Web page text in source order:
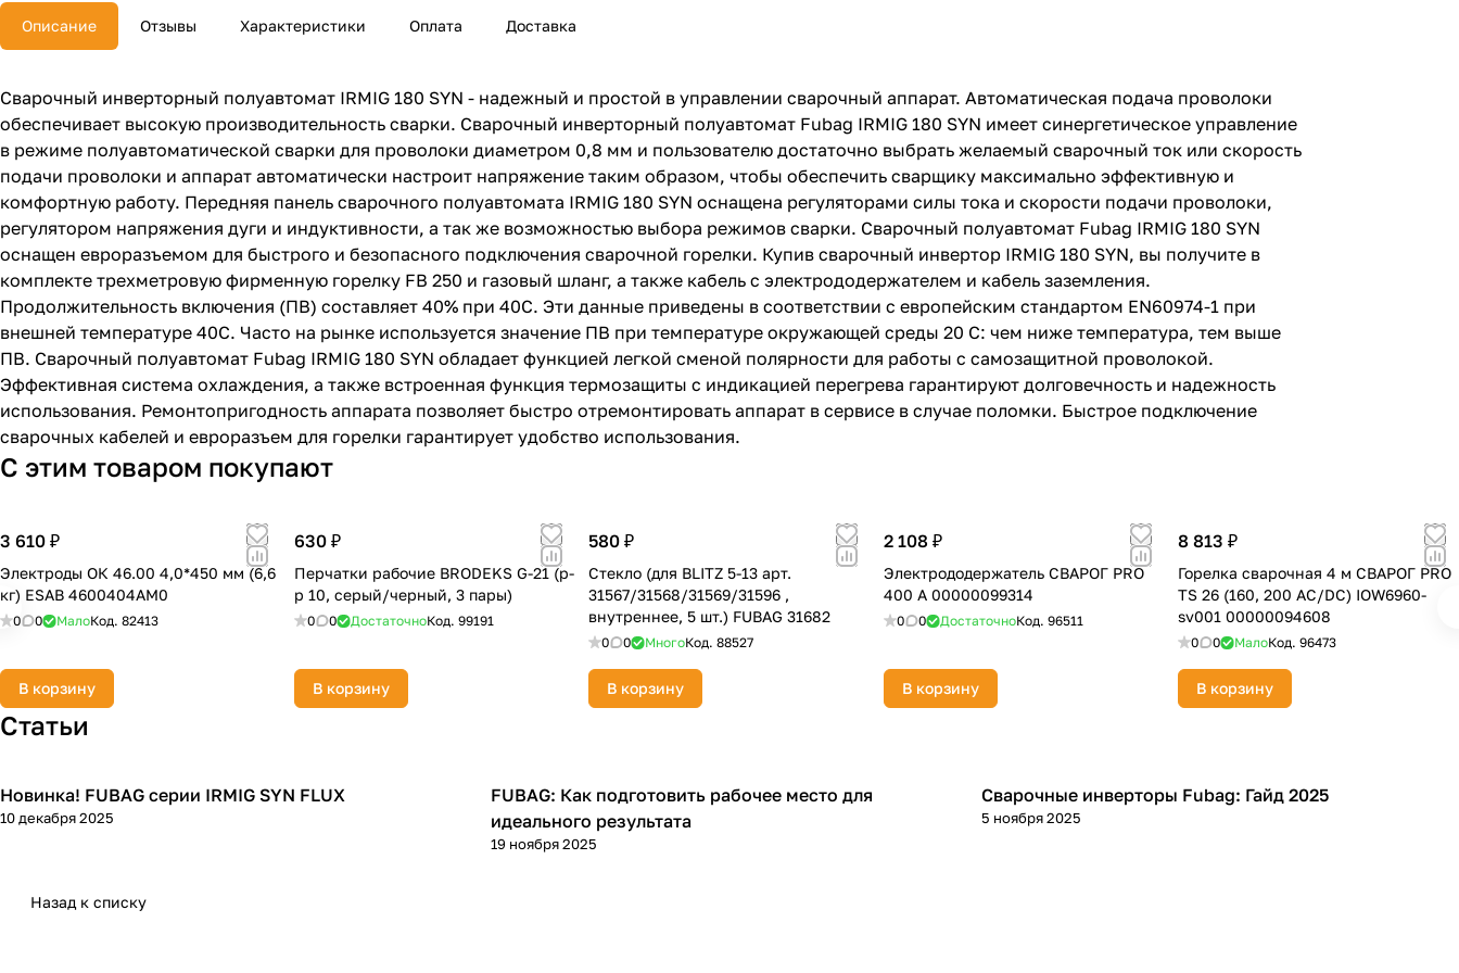
Описание Отзывы Характеристики Оплата Доставка
Сварочный инверторный полуавтомат IRMIG 180 SYN - надежный и простой в управлении сварочный аппарат. Автоматическая подача проволоки
обеспечивает высокую производительность сварки. Сварочный инверторный полуавтомат Fubag IRMIG 180 SYN имеет синергетическое управление
в режиме полуавтоматической сварки для проволоки диаметром 0,8 мм и пользователю достаточно выбрать желаемый сварочный ток или скорость
подачи проволоки и аппарат автоматически настроит напряжение таким образом, чтобы обеспечить сварщику максимально эффективную и
комфортную работу. Передняя панель сварочного полуавтомата IRMIG 180 SYN оснащена регуляторами силы тока и скорости подачи проволоки,
регулятором напряжения дуги и индуктивности, а так же возможностью выбора режимов сварки. Сварочный полуавтомат Fubag IRMIG 180 SYN
оснащен евроразъемом для быстрого и безопасного подключения сварочной горелки. Купив сварочный инвертор IRMIG 180 SYN, вы получите в
комплекте трехметровую фирменную горелку FB 250 и газовый шланг, а также кабель с электрододержателем и кабель заземления.
Продолжительность включения (ПВ) составляет 40% при 40С. Эти данные приведены в соответствии с европейским стандартом EN60974-1 при
внешней температуре 40С. Часто на рынке используется значение ПВ при температуре окружающей среды 20 С: чем ниже температура, тем выше
ПВ. Сварочный полуавтомат Fubag IRMIG 180 SYN обладает функцией легкой сменой полярности для работы с самозащитной проволокой.
Эффективная система охлаждения, а также встроенная функция термозащиты с индикацией перегрева гарантируют долговечность и надежность
использования. Ремонтопригодность аппарата позволяет быстро отремонтировать аппарат в сервисе в случае поломки. Быстрое подключение
сварочных кабелей и евроразъем для горелки гарантирует удобство использования.
С этим товаром покупают
3 610 ₽
Электроды ОК 46.00 4,0*450 мм (6,6
кг) ESAB 4600404AM0
0 0 МалоКод. 82413
В корзину
630 ₽
Перчатки рабочие BRODEKS G-21 (р-
р 10, серый/черный, 3 пары)
0 0 ДостаточноКод.99191
В корзину
580 ₽
Стекло (для BLITZ 5-13 арт.
31567/31568/31569/31596 ,
внутреннее, 5 шт.) FUBAG 31682
0 0 МногоКод.88527
В корзину
2 108 ₽
Электрододержатель СВАРОГ PRO
400 A 00000099314
0 0 ДостаточноКод. 96511
В корзину
8 813 ₽
Горелка сварочная 4 м СВАРОГ PRO
TS 26 (160, 200 AC/DC) IOW6960-
sv001 00000094608
0 0 МалоКод. 96473
В корзину
Статьи
Сварка
Новинка! FUBAG серии IRMIG SYN FLUX
10 декабря 2025
Советы покупателям
FUBAG: Как подготовить рабочее место для
идеального результата
19 ноября 2025
Сварка
Сварочные инверторы Fubag: Гайд 2025
5 ноября 2025
Назад к списку
раз в 2 недели